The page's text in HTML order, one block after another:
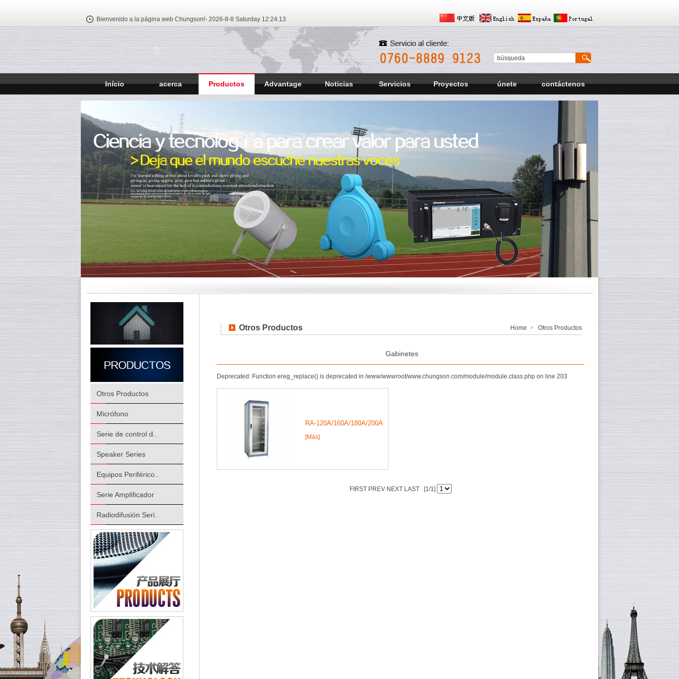
Bienvenido a la página web Chungson!- 2026-8-8 Saturday 12:24:14
Início acerca Productos Advantage Noticias Servicios Proyectos únete contáctenos
Otros Productos
Micrófono
Serie de control d..
Speaker Series
Equipos Periférico..
Serie Amplificador
Radiodifusión Seri..
Otros Productos Home > Otros Productos
Gabinetes
Deprecated: Function ereg_replace() is deprecated in /www/wwwroot/www.chungson.com/module/module.class.php on line 203
RA-120A/160A/180A/200A
[Más]
FIRST PREV NEXT LAST [1/1]